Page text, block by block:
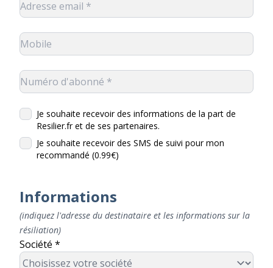
Je souhaite recevoir des informations de la part de
Resilier.fr et de ses partenaires.
Je souhaite recevoir des SMS de suivi pour mon
recommandé (0.99€)
Informations
(indiquez l'adresse du destinataire et les informations sur la
résiliation)
Société *